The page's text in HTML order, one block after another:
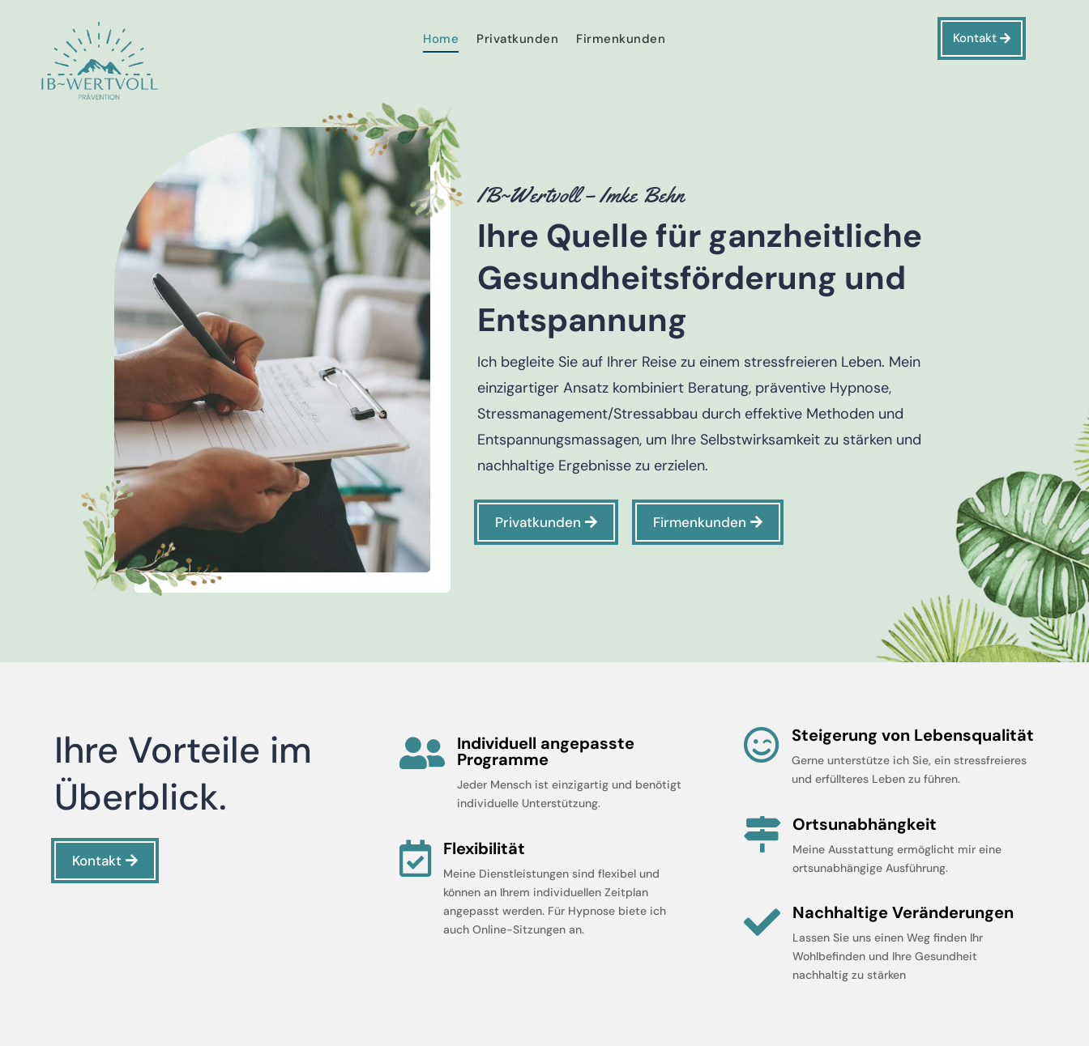
Home Privatkunden Firmenkunden Kontakt
IB~Wertvoll – Imke Behn
Ihre Quelle für ganzheitliche
Gesundheitsförderung und
Entspannung
Ich begleite Sie auf Ihrer Reise zu einem stressfreieren Leben. Mein
einzigartiger Ansatz kombiniert Beratung, präventive Hypnose,
Stressmanagement/Stressabbau durch effektive Methoden und
Entspannungsmassagen, um Ihre Selbstwirksamkeit zu stärken und
nachhaltige Ergebnisse zu erzielen.
Privatkunden Firmenkunden
Ihre Vorteile im
Überblick.
Kontakt
 Individuell angepasste
Programme
Jeder Mensch ist einzigartig und benötigt
individuelle Unterstützung.
 Flexibilität
Meine Dienstleistungen sind flexibel und
können an Ihrem individuellen Zeitplan
angepasst werden. Für Hypnose biete ich
auch Online-Sitzungen an.
 Steigerung von Lebensqualität
Gerne unterstütze ich Sie, ein stressfreieres
und erfüllteres Leben zu führen.
 Ortsunabhängkeit
Meine Ausstattung ermöglicht mir eine
ortsunabhängige Ausführung.
 Nachhaltige Veränderungen
Lassen Sie uns einen Weg finden Ihr
Wohlbefinden und Ihre Gesundheit
nachhaltig zu stärken